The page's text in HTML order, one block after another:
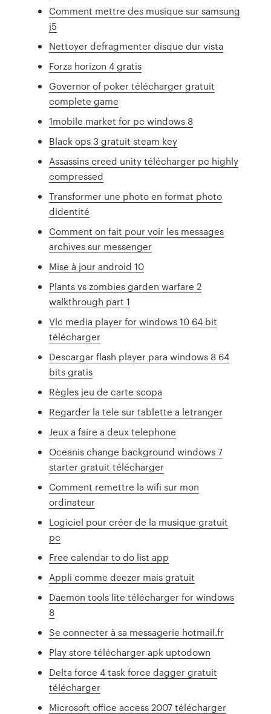
Comment mettre des musique sur samsung
j5
Nettoyer defragmenter disque dur vista
Forza horizon 4 gratis
Governor of poker télécharger gratuit
complete game
1mobile market for pc windows 8
Black ops 3 gratuit steam key
Assassins creed unity télécharger pc highly
compressed
Transformer une photo en format photo
didentité
Comment on fait pour voir les messages
archives sur messenger
Mise à jour android 10
Plants vs zombies garden warfare 2
walkthrough part 1
Vlc media player for windows 10 64 bit
télécharger
Descargar flash player para windows 8 64
bits gratis
Règles jeu de carte scopa
Regarder la tele sur tablette a letranger
Jeux a faire a deux telephone
Oceanis change background windows 7
starter gratuit télécharger
Comment remettre la wifi sur mon
ordinateur
Logiciel pour créer de la musique gratuit
pc
Free calendar to do list app
Appli comme deezer mais gratuit
Daemon tools lite télécharger for windows
8
Se connecter à sa messagerie hotmail.fr
Play store télécharger apk uptodown
Delta force 4 task force dagger gratuit
télécharger
Microsoft office access 2007 télécharger